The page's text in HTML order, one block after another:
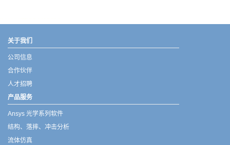
关于我们
公司信息
合作伙伴
人才招聘
产品服务
Ansys 光学系列软件
结构、落摔、冲击分析
流体仿真